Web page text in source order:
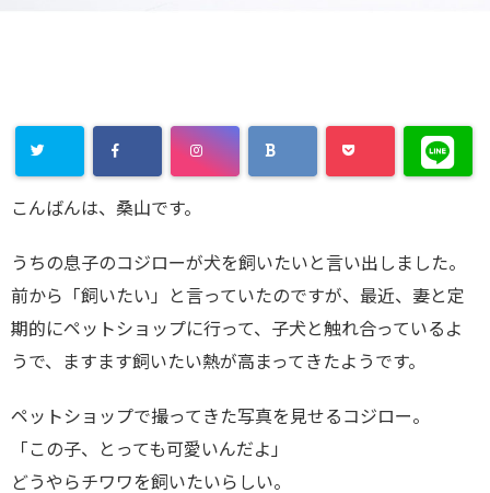
こんばんは、桑山です。
うちの息子のコジローが犬を飼いたいと言い出しました。
前から「飼いたい」と言っていたのですが、最近、妻と定
期的にペットショップに行って、子犬と触れ合っているよ
うで、ますます飼いたい熱が高まってきたようです。
ペットショップで撮ってきた写真を見せるコジロー。
「この子、とっても可愛いんだよ」
どうやらチワワを飼いたいらしい。